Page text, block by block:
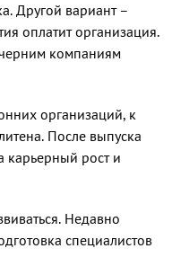
Дру­гой вариант –
оплатит ор­ганизация.
компаниям
организаций, к
После выпуска
карьер­ный рост и
Недавно
специалистов